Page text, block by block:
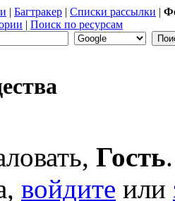
| Багтракер | Списки рассылки |
| Поиск по ресурсам
Гость.
войдите или